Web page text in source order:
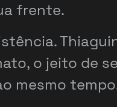
frente.
o jeito de
mesmo